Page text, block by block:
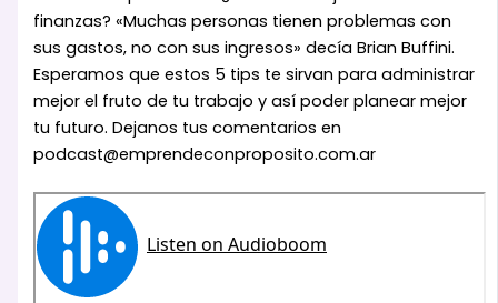
finanzas? «Muchas personas tienen problemas con
sus gastos, no con sus ingresos» decía Brian Buffini.
Esperamos que estos 5 tips te sirvan para administrar
mejor el fruto de tu trabajo y así poder planear mejor
tu futuro. Dejanos tus comentarios en
podcast@emprendeconproposito.com.ar